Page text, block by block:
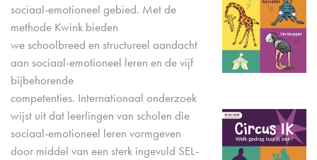
sociaal-emotioneel gebied. Met de
methode Kwink bieden
we schoolbreed en structureel aandacht
aan sociaal-emotioneel leren en de vijf
bijbehorende
competenties. Internationaal onderzoek
wijst uit dat leerlingen van scholen die
sociaal-emotioneel leren vormgeven
door middel van een sterk ingevuld SEL-